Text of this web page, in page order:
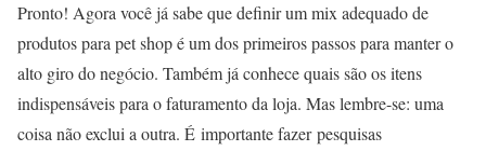
Pronto! Agora você já sabe que definir um mix adequado de
produtos para pet shop é um dos primeiros passos para manter o
alto giro do negócio. Também já conhece quais são os itens
indispensáveis para o faturamento da loja. Mas lembre-se: uma
coisa não exclui a outra. É importante fazer pesquisas